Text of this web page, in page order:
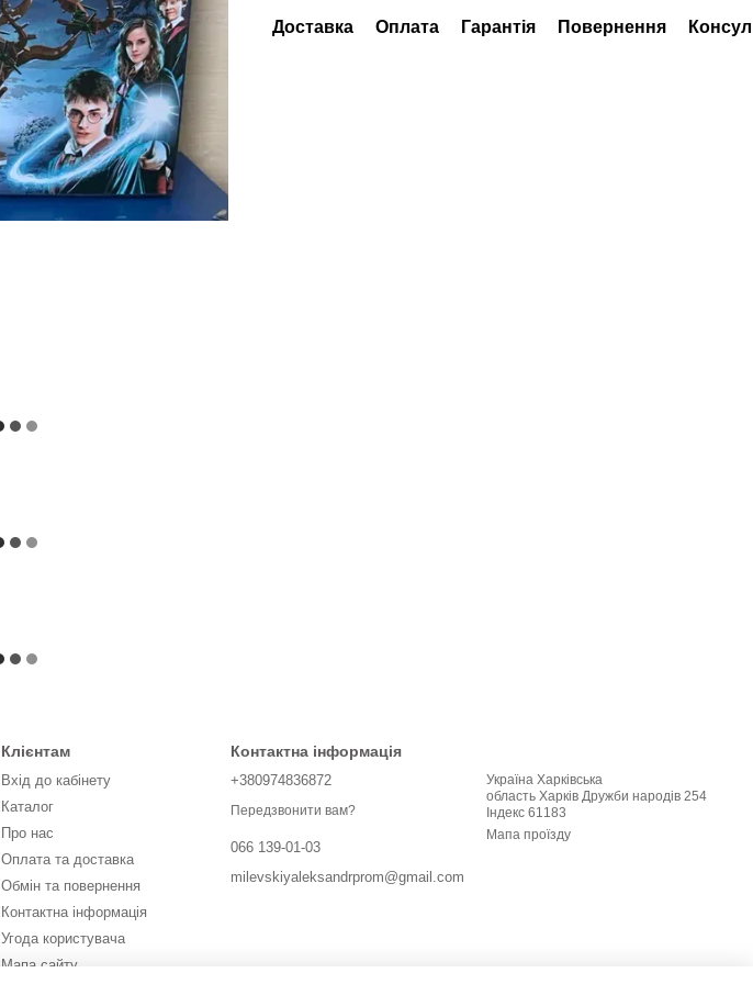
Доставка Оплата Гарантія Повернення
Клієнтам
Вхід до кабінету
Каталог
Про нас
Оплата та доставка
Обмін та повернення
Контактна інформація
Угода користувача
Мапа сайту
Контактна інформація
+380974836872
Передзвонити вам?
066 139-01-03
milevskiyaleksandrprom@gmail.com
Україна Харківська
область Харків Дружби народів 254
Індекс 61183
Мапа проїзду